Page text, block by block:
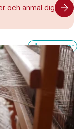
och anmäl dig
Få platser kvar